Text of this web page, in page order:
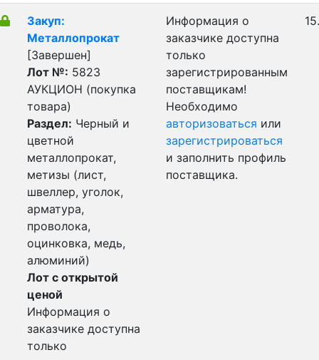
Закуп:
Металлопрокат
[Завершен]
Лот №: 5823
АУКЦИОН (покупка
товара)
Раздел: Черный и
цветной
металлопрокат,
метизы (лист,
швеллер, уголок,
арматура,
проволока,
оцинковка, медь,
алюминий)
Лот с открытой
ценой
Информация о
заказчике доступна
только
Информация о
заказчике доступна
только
зарегистрированным
поставщикам!
Необходимо
авторизоваться или
зарегистрироваться
и заполнить профиль
поставщика.